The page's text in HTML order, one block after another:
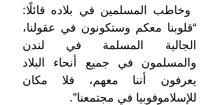
وخاطب المسلمين في بلاده قائلًا:
“قلوبنا معكم وستكونون في عقولنا،
الجالية المسلمة في لندن
والمسلمون في جميع أنحاء البلاد
يعرفون أننا معهم، فلا مكان
للإسلاموفوبيا في مجتمعنا”.